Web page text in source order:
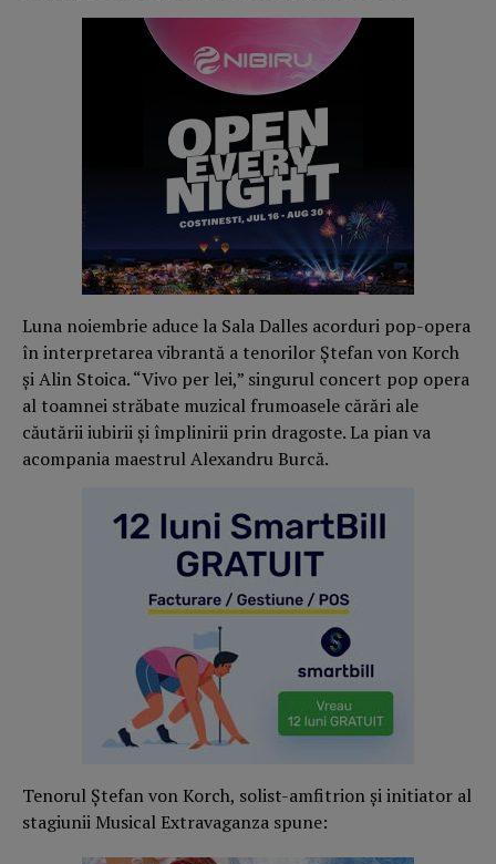
Luna noiembrie aduce la Sala Dalles acorduri pop-opera
în interpretarea vibrantă a tenorilor Ştefan von Korch
şi Alin Stoica. “Vivo per lei,” singurul concert pop opera
al toamnei străbate muzical frumoasele cărări ale
căutării iubirii şi împlinirii prin dragoste. La pian va
acompania maestrul Alexandru Burcă.
Tenorul Ştefan von Korch, solist-amfitrion şi initiator al
stagiunii Musical Extravaganza spune: